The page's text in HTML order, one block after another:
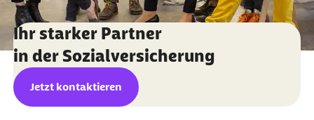
Ihr starker Partner
in der Sozialversicherung
Jetzt kontaktieren